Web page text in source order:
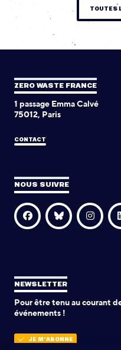
TOUTES
ZERO WASTE FRANCE
1 passage Emma Calvé
75012, Paris
CONTACT
NOUS SUIVRE
NEWSLETTER
Pour être tenu au courant
événements !
JE M'ABONNE